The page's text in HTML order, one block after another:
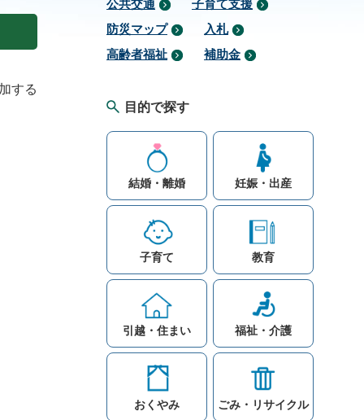
する
公共交通
子育て支援
防災マップ
入札
高齢者福祉
補助金
目的で探す
結婚・離婚 妊娠・出産
子育て 教育
引越・住まい 福祉・介護
おくやみ ごみ・リサイクル